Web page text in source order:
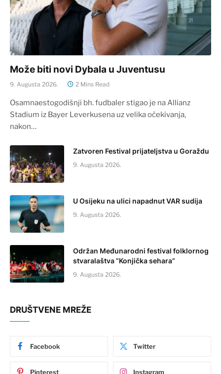
Može biti novi Dybala u Juventusu
9. Augusta 2026. 2 Mins Read
Osamnaestogodišnji bh. fudbaler stigao je na Allianz
Stadium iz Bayer Leverkusena uz velika očekivanja,
nakon…
Zatvoren Festival prijateljstva u Goraždu
9. Augusta 2026.
U Osijeku na ulici napadnut VAR sudija
9. Augusta 2026.
Održan Međunarodni festival folklornog
stvaralaštva “Konjička sehara”
9. Augusta 2026.
DRUŠTVENE MREŽE
Facebook Twitter
Pinterest Instagram